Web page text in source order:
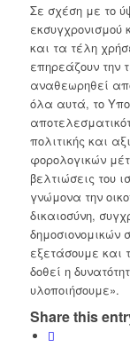
Σε σχέση με το
και τα τέλη
επηρεάζουν την
αναθεωρηθεί
όλα αυτά, το
πολιτικής και
φορολογικών
βελτιώσεις του
γνώμονα την
δικαιοσύνη,
δημοσιονομικών
εξετάσουμε και
δοθεί η
υλοποιήσουμε».
Share this